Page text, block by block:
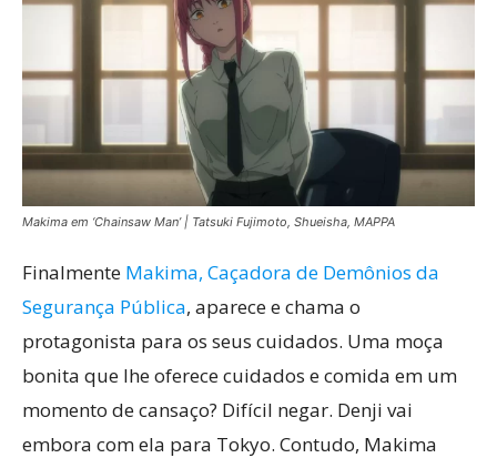
Makima em ‘Chainsaw Man’ | Tatsuki Fujimoto, Shueisha, MAPPA
Finalmente Makima, Caçadora de Demônios da
Segurança Pública, aparece e chama o
protagonista para os seus cuidados. Uma moça
bonita que lhe oferece cuidados e comida em um
momento de cansaço? Difícil negar. Denji vai
embora com ela para Tokyo. Contudo, Makima